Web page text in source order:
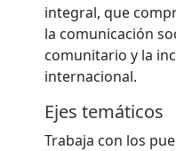
integral, que
la comunicación
comunitario y la
internacional.
Ejes temáticos
Trabaja con los